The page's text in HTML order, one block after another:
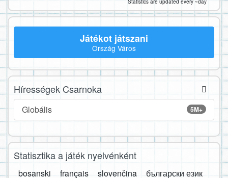
Statistics are updated every ~day
Játékot játszani
Ország Város
Hírességek Csarnoka
5M+
Globális
Statisztika a játék nyelvénként
bosanski français slovenčina
български език